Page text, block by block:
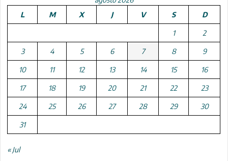
L
M X J V S D
1 2
3 4 5 6 7 8 9
10 11 12 13 14 15 16
17 18 19 20 21 22 23
24 25 26 27 28 29 30
31
« Jul